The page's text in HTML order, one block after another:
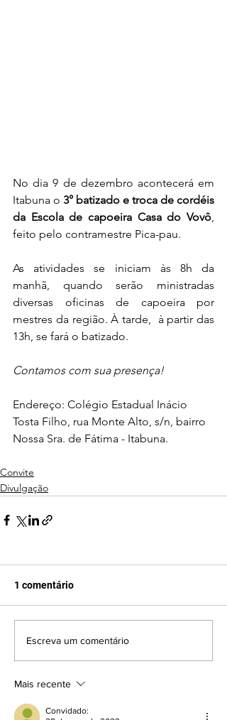
No dia 9 de dezembro acontecerá em
Itabuna o 3° batizado e troca de cordéis
da Escola de capoeira Casa do Vovô,
feito pelo contramestre Pica-pau.
As atividades se iniciam às 8h da
manhã, quando serão ministradas
diversas oficinas de capoeira por
mestres da região. À tarde,  à partir das
13h, se fará o batizado.
Contamos com sua presença!
Endereço: Colégio Estadual Inácio
Tosta Filho, rua Monte Alto, s/n, bairro
Nossa Sra. de Fátima - Itabuna.
Convite
Divulgação
1 comentário
Escreva um comentário
Mais recente
Convidado: